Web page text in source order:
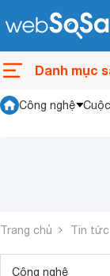
Danh mục
Công nghệ
Trang chủ Tin tức
Công nghệ